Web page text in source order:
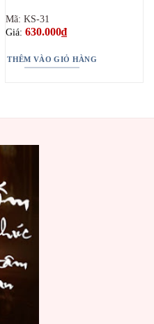
Mã: KS-31
Giá: 630.000₫
THÊM VÀO GIỎ HÀNG